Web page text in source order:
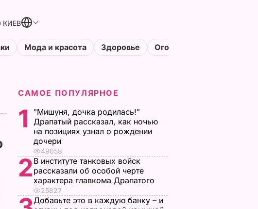
КИЕВ
Мода и красота Здоровье Огороды
САМОЕ ПОПУЛЯРНОЕ
1
"Мишуня, дочка родилась!"
Драпатый рассказал, как ночью
на позициях узнал о рождении
дочери
49058
2 В институте танковых войск
рассказали об особой черте
характера главкома Драпатого
25827
Добавьте это в каждую банку – и